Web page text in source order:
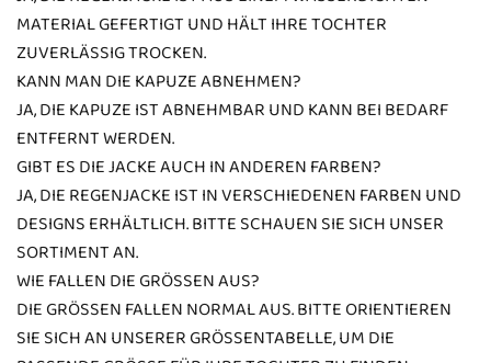
MATERIAL GEFERTIGT UND HÄLT IHRE TOCHTER
ZUVERLÄSSIG TROCKEN.
KANN MAN DIE KAPUZE ABNEHMEN?
JA, DIE KAPUZE IST ABNEHMBAR UND KANN BEI BEDARF
ENTFERNT WERDEN.
GIBT ES DIE JACKE AUCH IN ANDEREN FARBEN?
JA, DIE REGENJACKE IST IN VERSCHIEDENEN FARBEN UND
DESIGNS ERHÄLTLICH. BITTE SCHAUEN SIE SICH UNSER
SORTIMENT AN.
WIE FALLEN DIE GRÖSSEN AUS?
DIE GRÖSSEN FALLEN NORMAL AUS. BITTE ORIENTIEREN S
IE SICH AN UNSERER GRÖSSENTABELLE, UM DIE PA